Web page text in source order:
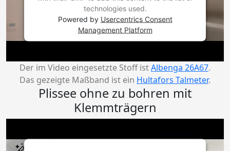
technologies used.
Powered by Usercentrics Consent
Management Platform
Der im Video eingesetzte Stoff istAlbenga 26A67.
Das gezeigte Maßband ist ein Hultafors Talmeter.
Plissee ohne zu bohren mit
Klemmträgern